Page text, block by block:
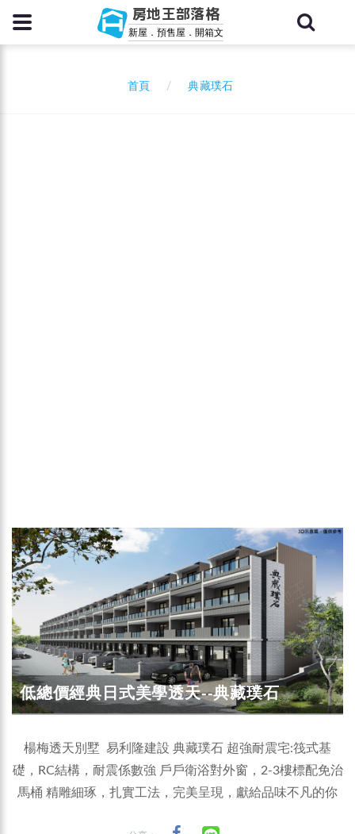
房地王部落格
新屋．預售屋．開箱文
首頁 典藏璞石
低總價經典日式美學透天--典藏璞石
楊梅透天別墅 易利隆建設 典藏璞石 超強耐震宅:筏式基
礎，RC結構，耐震係數強 戶戶衛浴對外窗，2-3樓標配免治
馬桶 精雕細琢，扎實工法，完美呈現，獻給品味不凡的你